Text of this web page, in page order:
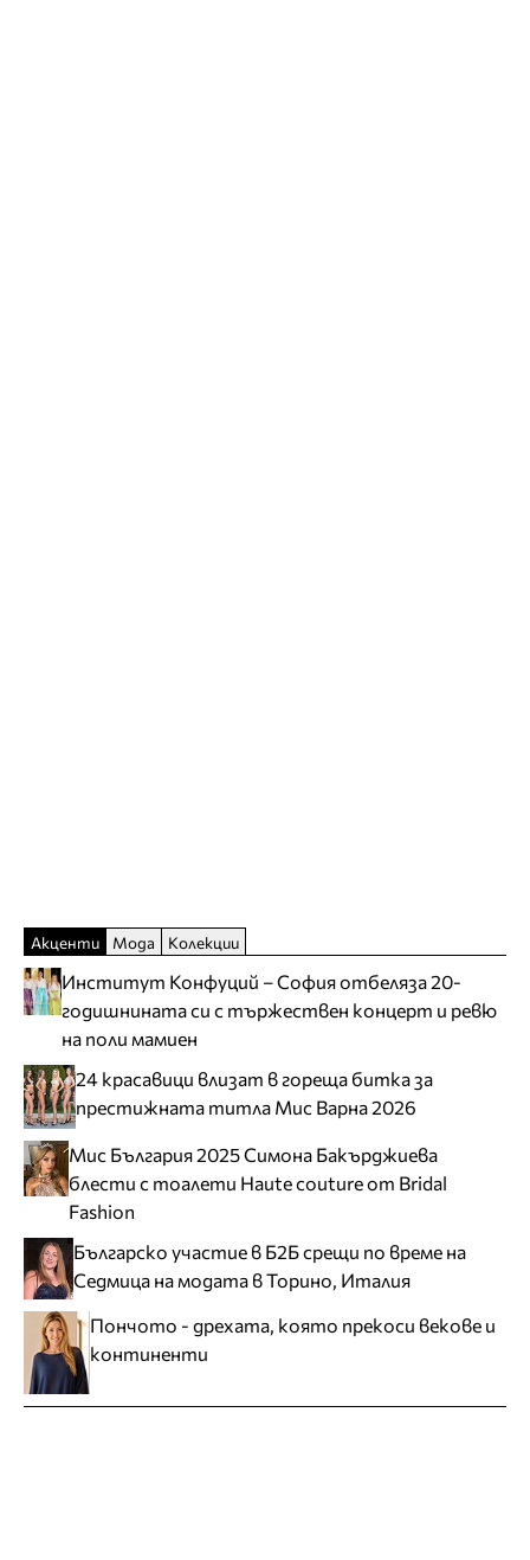
Акценти Мода Колекции
Институт Конфуций – София отбеляза 20-
годишнината си с тържествен концерт и ревю
на поли мамиен
24 красавици влизат в гореща битка за
престижната титла Мис Варна 2026
Мис България 2025 Симона Бакърджиева
блести с тоалети Haute couture от Bridal
Fashion
Българско участие в Б2Б срещи по време на
Седмица на модата в Торино, Италия
Пончото - дрехата, която прекоси векове и
континенти